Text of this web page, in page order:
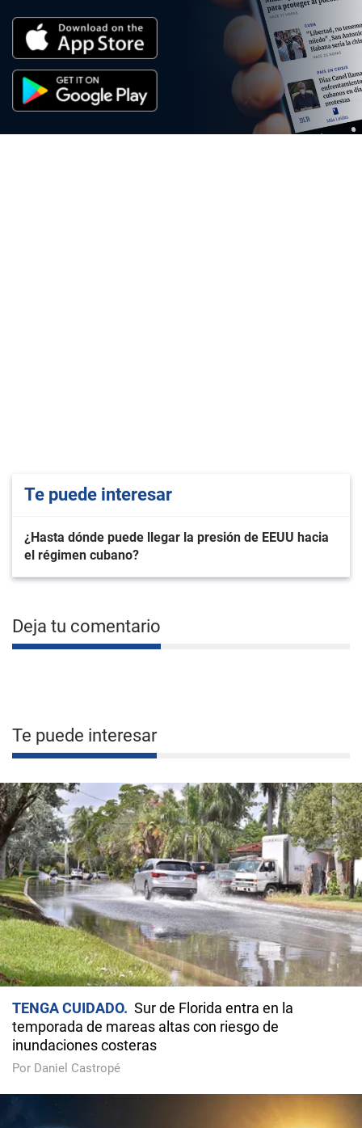
Te puede interesar
¿Hasta dónde puede llegar la presión de EEUU hacia
el régimen cubano?
Deja tu comentario
Te puede interesar
TENGA CUIDADO
Sur de Florida entra en la
temporada de mareas altas con riesgo de
inundaciones costeras
Por Daniel Castropé